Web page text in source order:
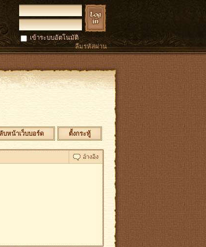
เข้าระบบอัตโนมัติ
ลืมรหัสผ่าน
บหน้าเว็บบอร์ด ตั้งกระทู้